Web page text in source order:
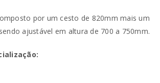
por um cesto de 820mm mais um
ajustável em altura de 700 a 750mm.